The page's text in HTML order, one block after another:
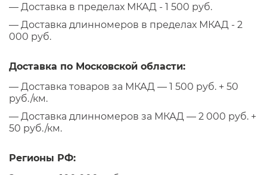
— Доставка в пределах МКАД - 1 500 руб.
— Доставка длинномеров в пределах МКАД - 2
000 руб.
Доставка по Московской области:
— Доставка товаров за МКАД — 1 500 руб. + 50
руб./км.
— Доставка длинномеров за МКАД — 2 000 руб. +
50 руб./км.
Регионы РФ: